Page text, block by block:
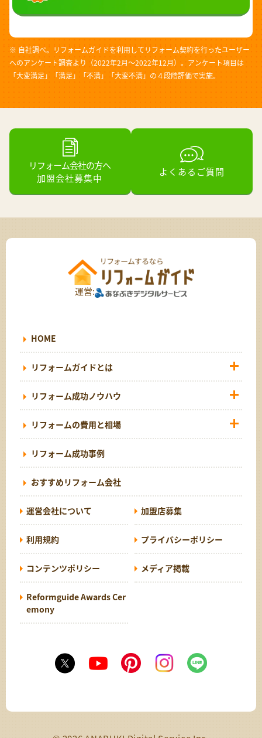
※ 自社調べ。リフォームガイドを利用してリフォーム契約を行ったユーザー
へのアンケート調査より（2022年2月～2022年12月）。アンケート項目は
「大変満足」「満足」「不満」「大変不満」の４段階評価で実施。
リフォーム会社の方へ
加盟会社募集中
よくあるご質問
運営:
HOME
リフォームガイドとは
リフォーム成功ノウハウ
リフォームの費用と相場
リフォーム成功事例
おすすめリフォーム会社
運営会社について 加盟店募集
利用規約 プライバシーポリシー
コンテンツポリシー メディア掲載
Reformguide Awards Cer
emony